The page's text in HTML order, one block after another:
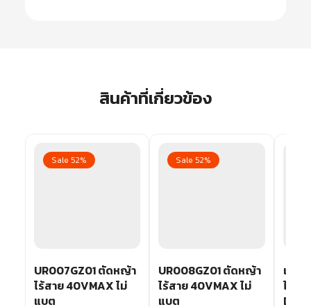
สินค้าที่เกี่ยวข้อง
Sale 52%
UR007GZ01 ตัดหญ้า
ไร้สาย 40VMAX ไม่
แบต
Sale 52%
UR008GZ01 ตัดหญ้า
ไร้สาย 40VMAX ไม่
แบต
เครื่
ไร้สา